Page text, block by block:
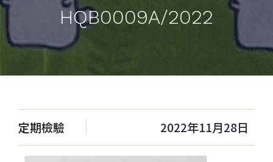
HQB0009A/2022
定期檢驗 2022年11月28日